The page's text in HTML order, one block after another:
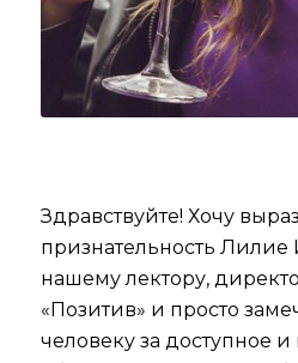
Здравствуйте! Хочу
признательность
нашему лектору,
«Позитив» и просто
человеку за доступное и